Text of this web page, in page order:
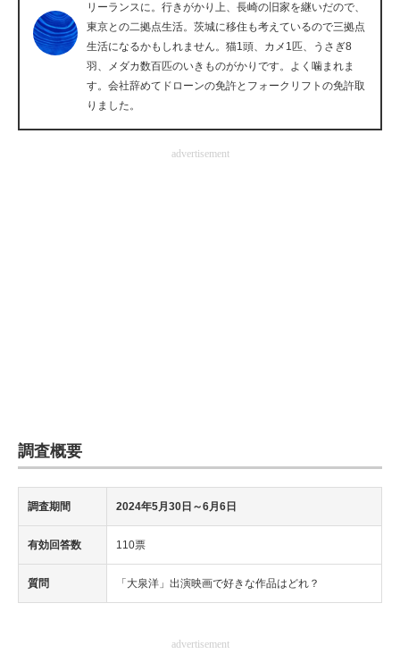
エネルギーの専門メディア
建設×テクノロジーの最前線
ちょっと気になるネットの話題
リーランスに。行きがかり上、長崎の旧家を継いだので、
東京との二拠点生活。茨城に移住も考えているので三拠点
生活になるかもしれません。猫1頭、カメ1匹、うさぎ8
羽、メダカ数百匹のいきものがかりです。よく噛まれま
す。会社辞めてドローンの免許とフォークリフトの免許取
りました。
advertisement
調査概要
調査期間 2024年5月30日 ～6月6日
有効回答数 110票
質問 「大泉洋」出演映画で好きな作品はどれ？
advertisement